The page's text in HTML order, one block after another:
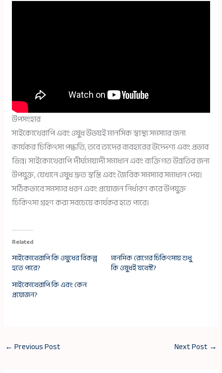
উপসংহার
সাইকোথেরাপি এবং ওষুধ উভয়ই মানসিক স্বাস্থ্য সমস্যার জন্য
কার্যকর চিকিৎসা পদ্ধতি, তবে তাদের ব্যবহারের উদ্দেশ্য এবং প্রভাব
ভিন্ন। সাইকোথেরাপি দীর্ঘমেয়াদী সমাধান এবং ব্যক্তিগত উন্নতির জন্য
উপযুক্ত, যেখানে ওষুধ দ্রুত স্বস্তি এবং জৈবিক সমস্যার সমাধান দেয়।
সঠিকভাবে সমস্যার ধরন এবং প্রয়োজন নির্ধারণ করে উপযুক্ত
চিকিৎসা গ্রহণ করা সবচেয়ে কার্যকর হতে পারে।
Related
সাইকোথেরাপি কি ওষুধের বিকল্প
হতে পারে?
মানসিক রোগের চিকিৎসায় শুধু
কি ওষুধই যথেষ্ট?
সাইকোথেরাপি কি এবং কেন
প্রয়োজন?
← Previous Post Next Post →